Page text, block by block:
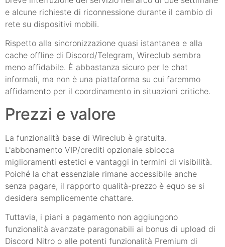
e alcune richieste di riconnessione durante il cambio di
rete su dispositivi mobili.
Rispetto alla sincronizzazione quasi istantanea e alla
cache offline di Discord/Telegram, Wireclub sembra
meno affidabile. È abbastanza sicuro per le chat
informali, ma non è una piattaforma su cui faremmo
affidamento per il coordinamento in situazioni critiche.
Prezzi e valore
La funzionalità base di Wireclub è gratuita.
L'abbonamento VIP/crediti opzionale sblocca
miglioramenti estetici e vantaggi in termini di visibilità.
Poiché la chat essenziale rimane accessibile anche
senza pagare, il rapporto qualità-prezzo è equo se si
desidera semplicemente chattare.
Tuttavia, i piani a pagamento non aggiungono
funzionalità avanzate paragonabili ai bonus di upload di
Discord Nitro o alle potenti funzionalità Premium di